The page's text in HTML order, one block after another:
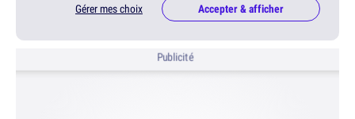
Gérer mes choix Accepter & afficher
Publicité